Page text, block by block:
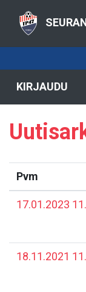
KIRJAUDU
Pvm
17.01.2023
18.11.2021